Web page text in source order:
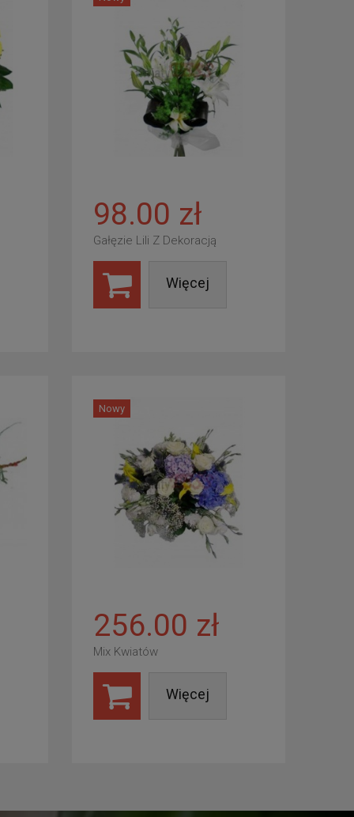
98.00 zł
Gałęzie Lili Z Dekoracją
Więcej
Nowy
256.00 zł
Mix Kwiatów
Więcej